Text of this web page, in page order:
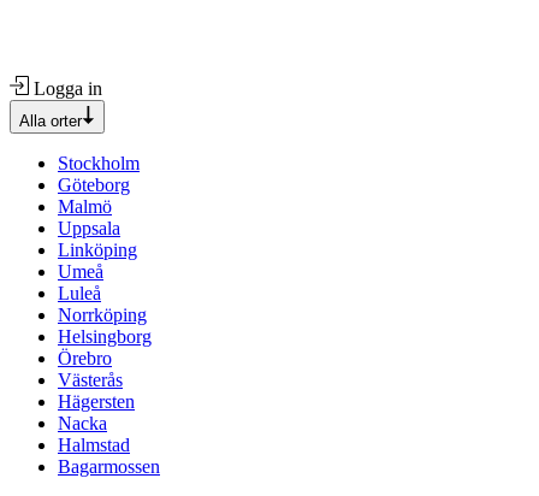
Logga in
Alla orter
Stockholm
Göteborg
Malmö
Uppsala
Linköping
Umeå
Luleå
Norrköping
Helsingborg
Örebro
Västerås
Hägersten
Nacka
Halmstad
Bagarmossen